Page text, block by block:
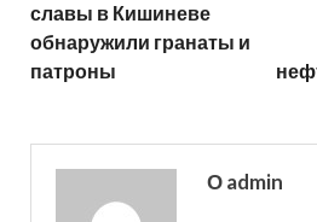
славы в Кишиневе
обнаружили гранаты и
патроны
О admin